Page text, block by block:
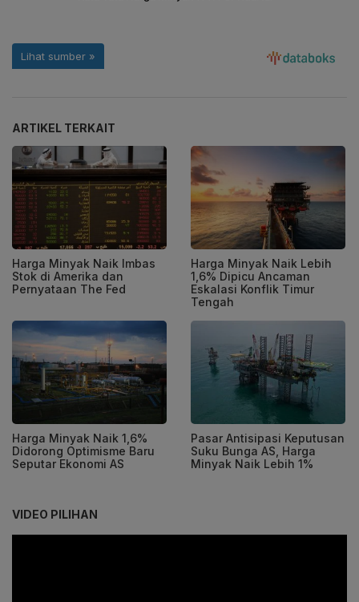
ARTIKEL TERKAIT
Harga Minyak Naik Imbas
Stok di Amerika dan
Pernyataan The Fed
Harga Minyak Naik Lebih
1,6% Dipicu Ancaman
Eskalasi Konflik Timur
Tengah
Harga Minyak Naik 1,6%
Didorong Optimisme Baru
Seputar Ekonomi AS
Pasar Antisipasi Keputusan
Suku Bunga AS, Harga
Minyak Naik Lebih 1%
VIDEO PILIHAN